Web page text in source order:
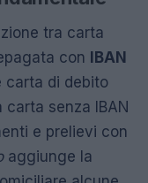
tra carta
con
IBAN
carta di debito
senza IBAN
e prelievi con
aggiunge la